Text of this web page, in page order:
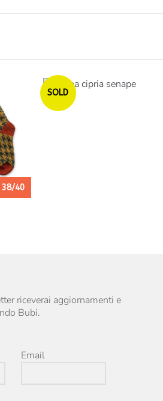
38/40
Esaurito
SOLD
riceverai aggiornamenti e
Bubi.
Email